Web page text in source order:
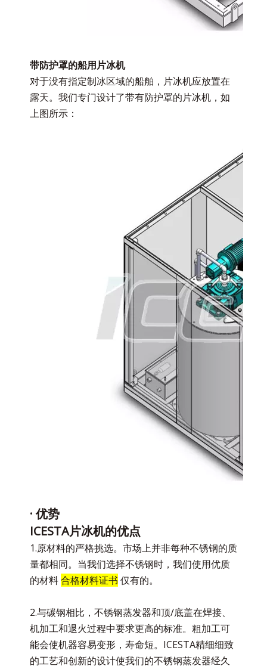
带防护罩的船用片冰机
对于没有指定制冰区域的船舶，片冰机应放置在
露天。我们专门设计了带有防护罩的片冰机，如
上图所示：
· 优势
ICESTA片冰机的优点
1.原材料的严格挑选。市场上并非每种不锈钢的质
量都相同。当我们选择不锈钢时，我们使用优质
的材料合格材料证书 仅有的。
2.与碳钢相比，不锈钢蒸发器和顶/底盖在焊接、
机加工和退火过程中要求更高的标准。粗加工可
能会使机器容易变形，寿命短。ICESTA精细细致
的工艺和创新的设计使我们的不锈钢蒸发器经久